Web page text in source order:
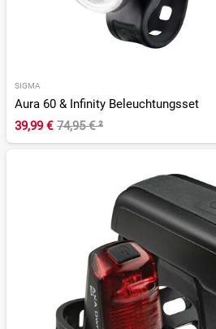
SIGMA
Aura 60 & Infinity Beleuchtungsset
39,99 € 74,95 €²